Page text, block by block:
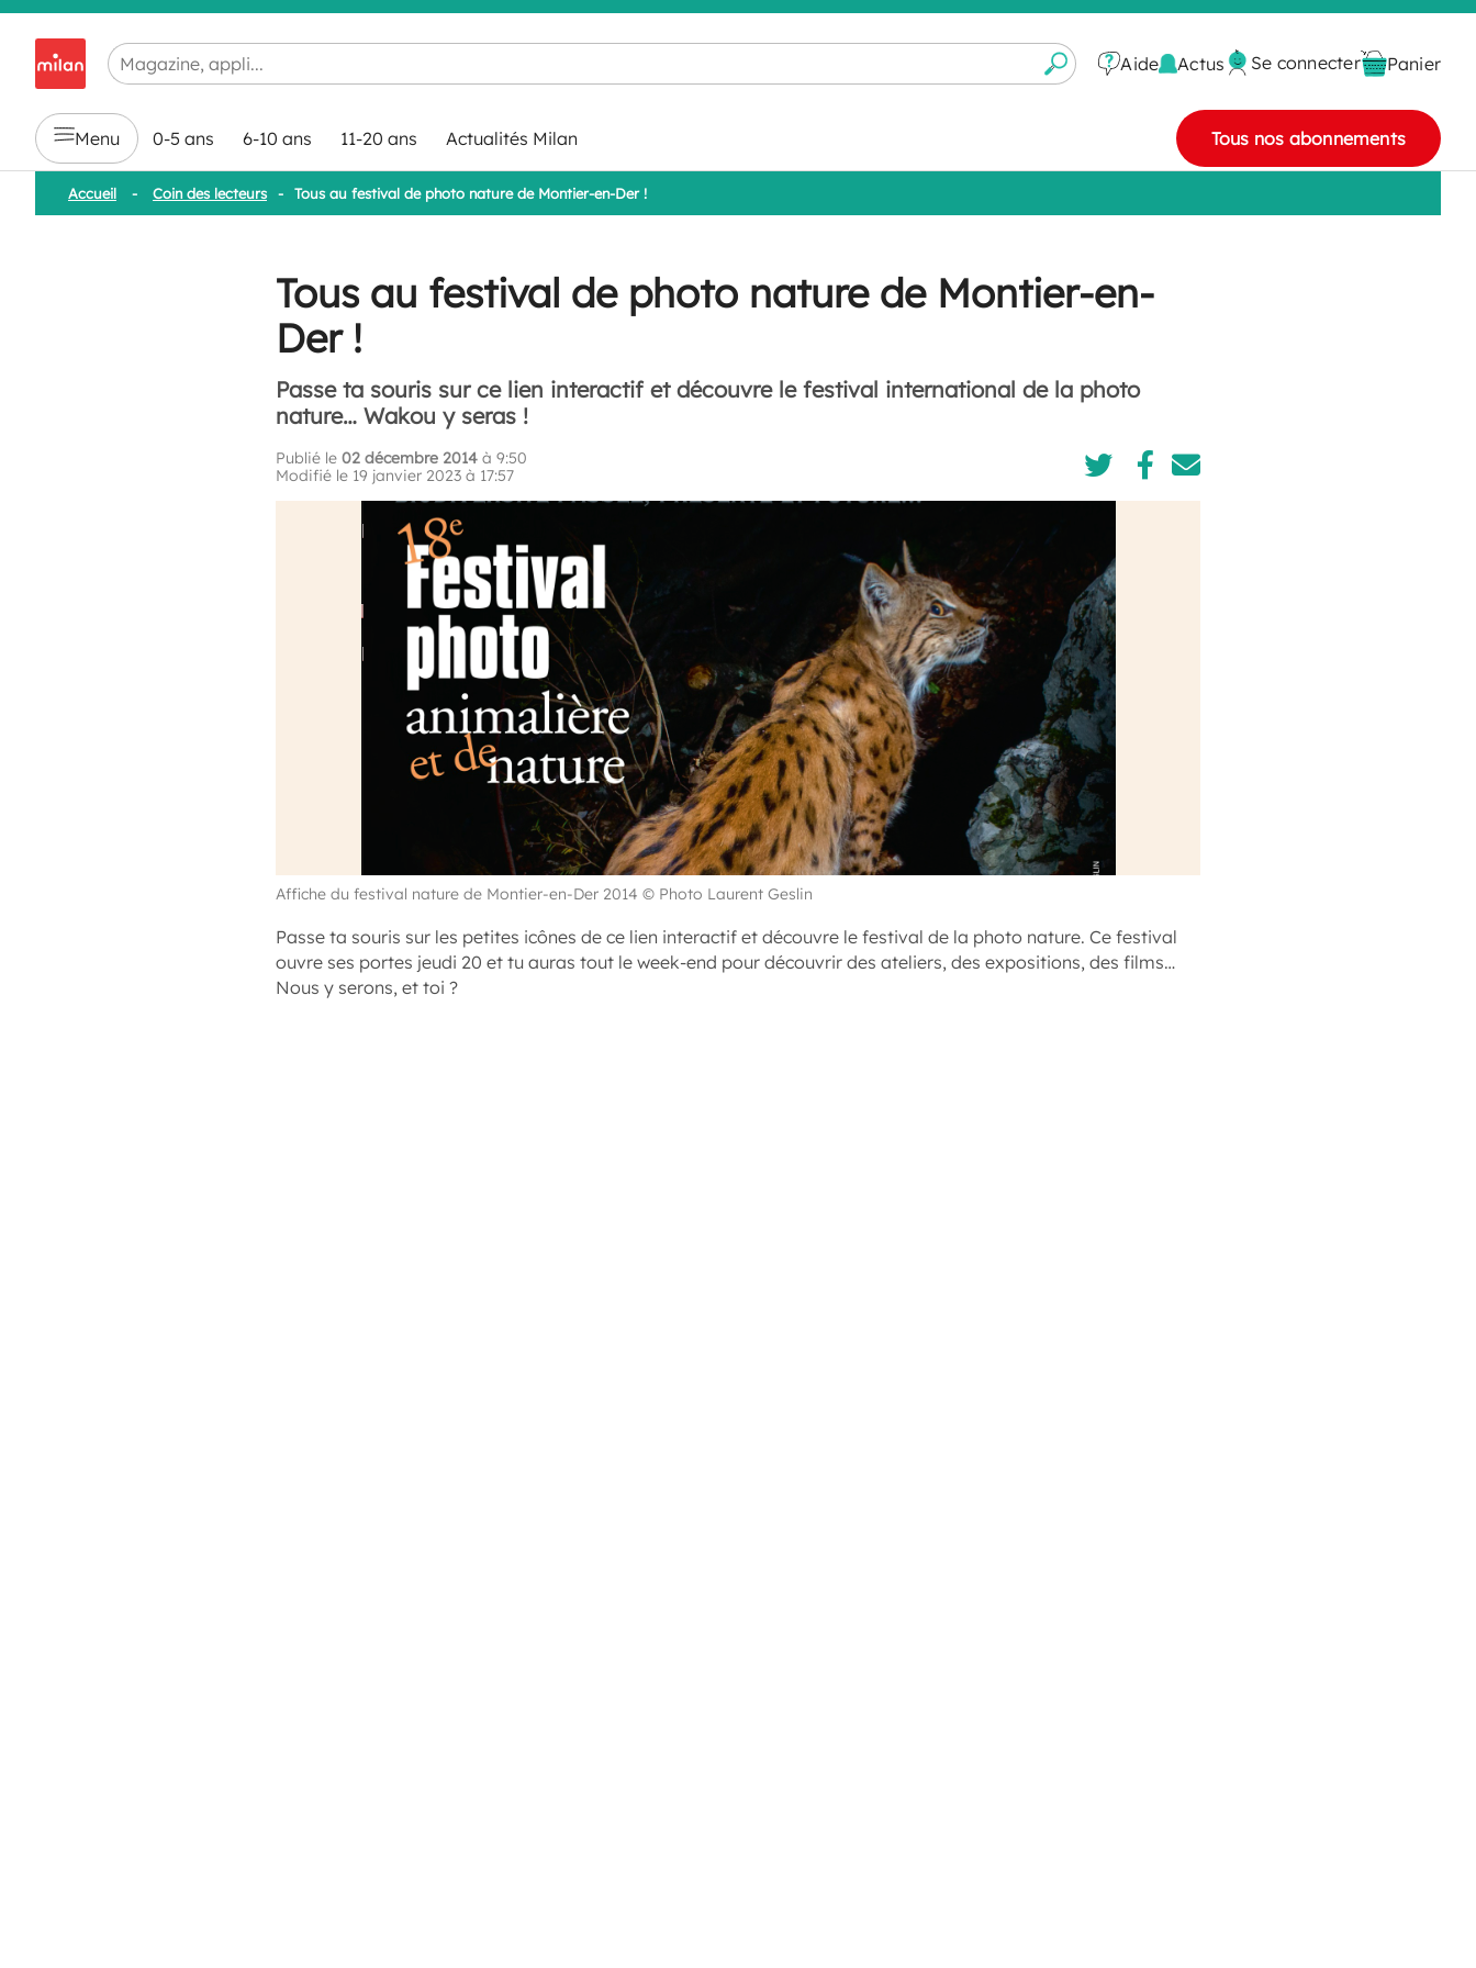
Chargement en cours...
Aide Actus Se connecter Panier
Menu 0-5 ans 6-10 ans 11-20 ans Actualités Milan Tous nos abonnements
Accueil - Coin des lecteurs - Tous au festival de photo nature de Montier-en-Der !
Tous au festival de photo nature de Montier-en-
Der !
Passe ta souris sur ce lien interactif et découvre le festival international de la photo
nature… Wakou y seras !
Publié le 02 décembre 2014 à 9:50
Modifié le 19 janvier 2023 à 17:57
Affiche du festival nature de Montier-en-Der 2014 © Photo Laurent Geslin
Passe ta souris sur les petites icônes de ce lien interactif et découvre le festival de la photo nature. Ce festival
ouvre ses portes jeudi 20 et tu auras tout le week-end pour découvrir des ateliers, des expositions, des films…
Nous y serons, et toi ?